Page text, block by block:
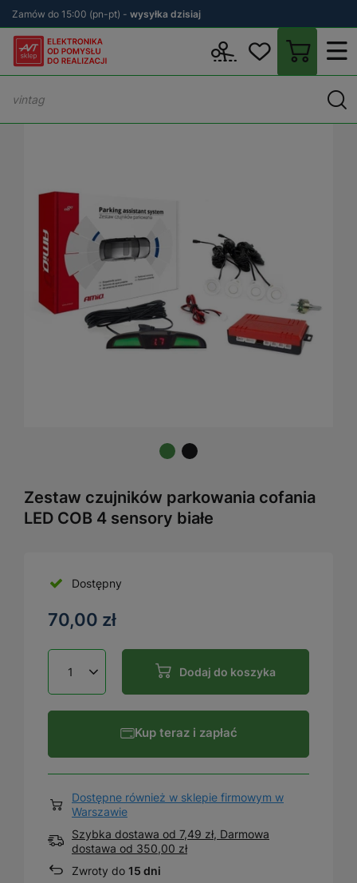
Zamów do 15:00 (pn-pt) - wysyłka dzisiaj
Wyposażenie samochodu
Zestaw czujników parkowania cofania
LED COB 4 sensory białe
Dostępny
70,00 zł
Dodaj do koszyka
Kup teraz i zapłać
Dostępne również w sklepie firmowym w
Warszawie
Szybka dostawa od 7,49 zł, Darmowa
dostawa od 350,00 zł
Zwroty do 15 dni